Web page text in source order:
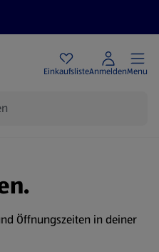
EinkaufslisteAnmeldenMenu
Öffnungszeiten in deiner